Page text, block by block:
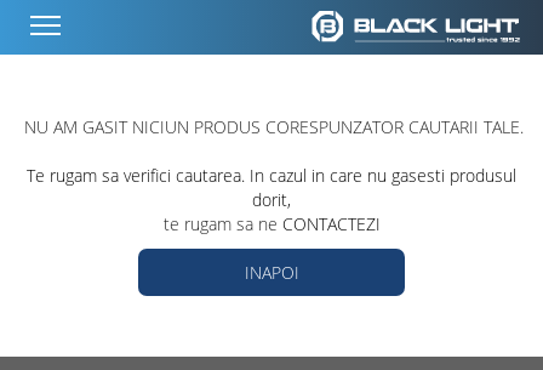
NU AM GASIT NICIUN PRODUS CORESPUNZATOR CAUTARII TALE.
Te rugam sa verifici cautarea. In cazul in care nu gasesti produsul
dorit,
te rugam sa ne CONTACTEZI
INAPOI